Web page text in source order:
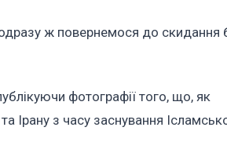
ж повернемося до скидання
фотографії того, що, як
з часу заснування